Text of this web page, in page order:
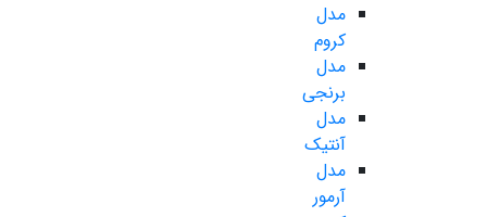
مدل
کروم
مدل
برنجی
مدل
آنتیک
مدل
آرمور